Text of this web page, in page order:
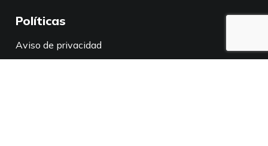
Políticas
Aviso de privacidad